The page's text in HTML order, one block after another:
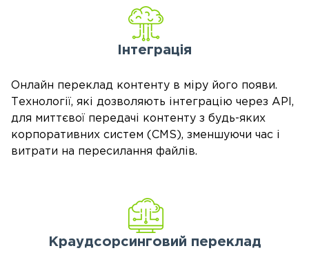
Інтеграція
Онлайн переклад контенту в міру його появи.
Технології, які дозволяють інтеграцію через API,
для миттєвої передачі контенту з будь-яких
корпоративних систем (CMS), зменшуючи час і
витрати на пересилання файлів.
Краудсорсинговий переклад